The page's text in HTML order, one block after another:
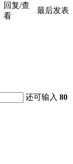
回复/查
看
最后发表
还可输入80